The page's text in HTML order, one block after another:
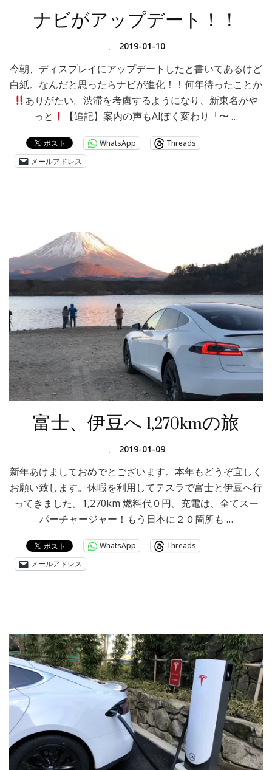
ナビがアップデート！！
、 2019-01-10
今朝、ディスプレイにアップデートしたと書いてあるけど
白紙。なんだと思ったらナビが進化！！何年待ったことか
ありがたい。渋滞を考慮するようになり、新東名がや
っと
【追記】案内の声もAIぽく変わり「〜 …
WhatsApp
Threads
メールアドレス
富士、伊豆へ 1,270kmの旅
、 2019-01-09
新年あけましておめでとございます。本年もどうぞ宜しく
お願い致します。休暇を利用してテスラで富士と伊豆へ行
ってきました。1,270km 燃料代０円。充電は、全てスー
パーチャージャー！もう日本に２０箇所も …
WhatsApp
Threads
メールアドレス